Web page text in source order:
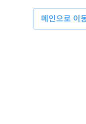
메인으로 이